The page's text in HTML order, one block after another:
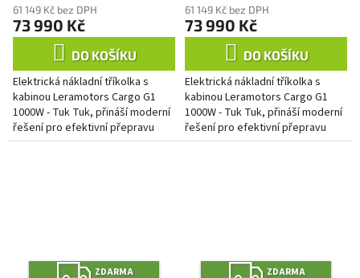
61 149 Kč bez DPH
73 990 Kč
DO KOŠÍKU
Elektrická nákladní tříkolka s
kabinou Leramotors Cargo G1
1000W - Tuk Tuk, přináší moderní
řešení pro efektivní přepravu
nákladu ve městě i na venkově.
61 149 Kč bez DPH
73 990 Kč
DO KOŠÍKU
Elektrická nákladní tříkolka s
kabinou Leramotors Cargo G1
1000W - Tuk Tuk, přináší moderní
řešení pro efektivní přepravu
nákladu ve městě i na venkově.
Z
ZDARMA Z
ZDARMA